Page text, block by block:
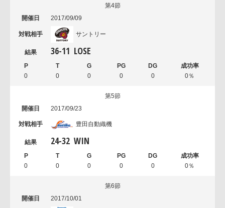
第4節
2017/09/09
サントリー
36-11 LOSE
0 0 0 0 0 0％
第5節
2017/09/23
豊田自動織機
24-32 WIN
0 0 0 0 0 0％
第6節
2017/10/01